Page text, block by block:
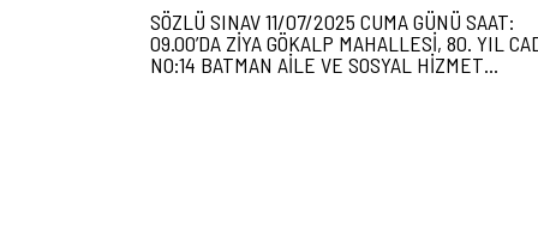
SÖZLÜ SINAV 11/07/2025 CUMA GÜNÜ SAAT:
09.00’DA ZİYA GÖKALP MAHALLESİ, 80. YIL
NO:14 BATMAN AİLE VE SOSYAL HİZMET…